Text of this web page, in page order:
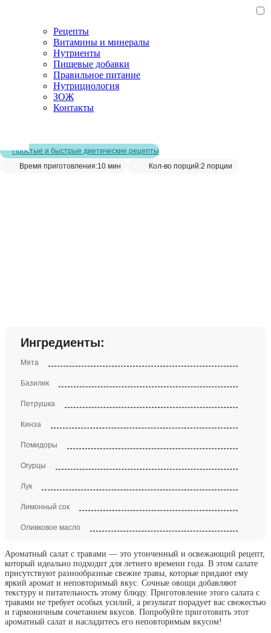
Рецепты
Витамины и минералы
Нутриенты
Пищевые добавки
Правильное питание
Нутрициология
ЗОЖ
Контакты
Простые и быстрые диетические рецепты
Время приготовления:10 мин Кол-во порций:2 порции
Ингредиенты:
Мята
Базилик
Петрушка
Кинза
Помидоры
Огурцы
Лук
Лимонный сок
Оливковое масло
Ароматный салат с травами — это утонченный и освежающий рецепт,
который идеально подходит для летнего времени года. В этом салате
присутствуют разнообразные свежие травы, которые придают ему
яркий аромат и неповторимый вкус. Сочные овощи добавляют
текстуру и питательность этому блюду. Приготовление этого салата с
травами не требует особых усилий, а результат порадует вас свежестью
и гармоничным сочетанием вкусов. Попробуйте приготовить этот
ароматный салат и насладитесь его неповторимым вкусом!